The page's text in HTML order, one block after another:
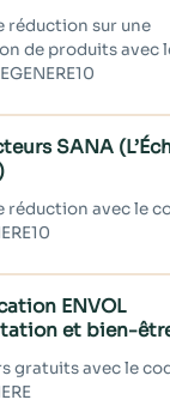
réduction sur une
de produits avec
SANA
réduction avec le
ENVOL
et bien-
gratuits avec le